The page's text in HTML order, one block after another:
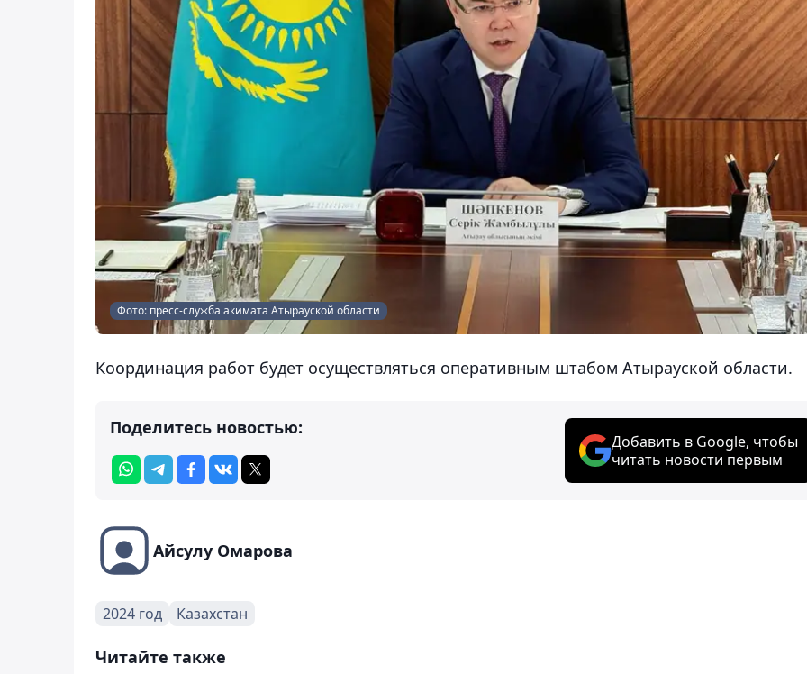
Фото: пресс-служба акимата Атырауской области
Координация работ будет осуществляться оперативным штабом Атырауской области.
Поделитесь новостью:
Добавить в Google, чтобы
читать новости первым
Айсулу Омарова
2024 год Казахстан
Читайте также